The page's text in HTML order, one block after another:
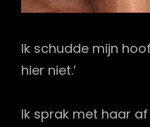
Ik schudde mijn
hier niet.’
Ik sprak met haar